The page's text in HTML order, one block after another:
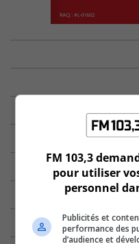
FM 103,3
pour utiliser
personnel
Publicités et
performance des
d’audience et